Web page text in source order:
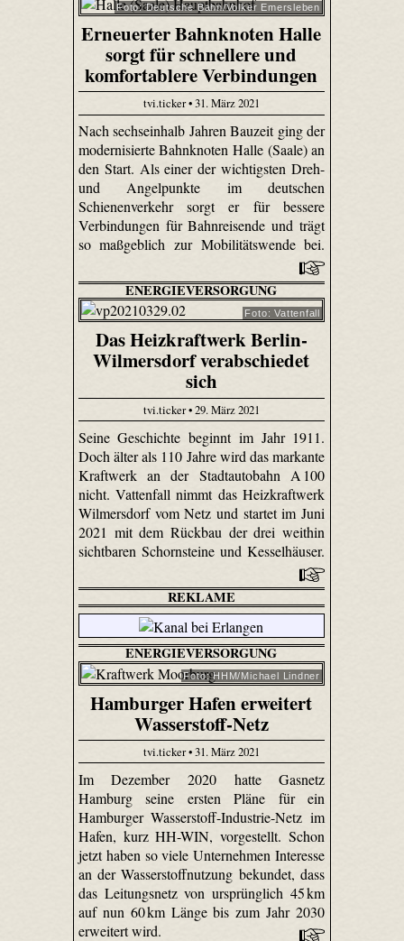
Foto: Deutsche Bahn/Volker Emersleben
Erneuerter Bahnknoten Halle
sorgt für schnellere und
komfortablere Verbindungen
tvi.ticker • 31. März 2021
Nach sechseinhalb Jahren Bauzeit ging der
modernisierte Bahnknoten Halle (Saale) an
den Start. Als einer der wichtigsten Dreh-
und Angelpunkte im deutschen
Schienenverkehr sorgt er für bessere
Verbindungen für Bahnreisende und trägt
so maßgeblich zur Mobilitätswende bei.
ENERGIEVERSORGUNG
Foto: Vattenfall
Das Heizkraftwerk Berlin-
Wilmersdorf verabschiedet
sich
tvi.ticker • 29. März 2021
Seine Geschichte beginnt im Jahr 1911.
Doch älter als 110 Jahre wird das markante
Kraftwerk an der Stadtautobahn A 100
nicht. Vattenfall nimmt das Heizkraftwerk
Wilmersdorf vom Netz und startet im Juni
2021 mit dem Rückbau der drei weithin
sichtbaren Schornsteine und Kesselhäuser.
REKLAME
ENERGIEVERSORGUNG
Foto: HHM/Michael Lindner
Hamburger Hafen erweitert
Wasserstoff-Netz
tvi.ticker • 31. März 2021
Im Dezember 2020 hatte Gasnetz
Hamburg seine ersten Pläne für ein
Hamburger Wasserstoff-Industrie-Netz im
Hafen, kurz HH-WIN, vorgestellt. Schon
jetzt haben so viele Unternehmen Interesse
an der Wasserstoffnutzung bekundet, dass
das Leitungsnetz von ursprünglich 45 km
auf nun 60 km Länge bis zum Jahr 2030
erweitert wird.